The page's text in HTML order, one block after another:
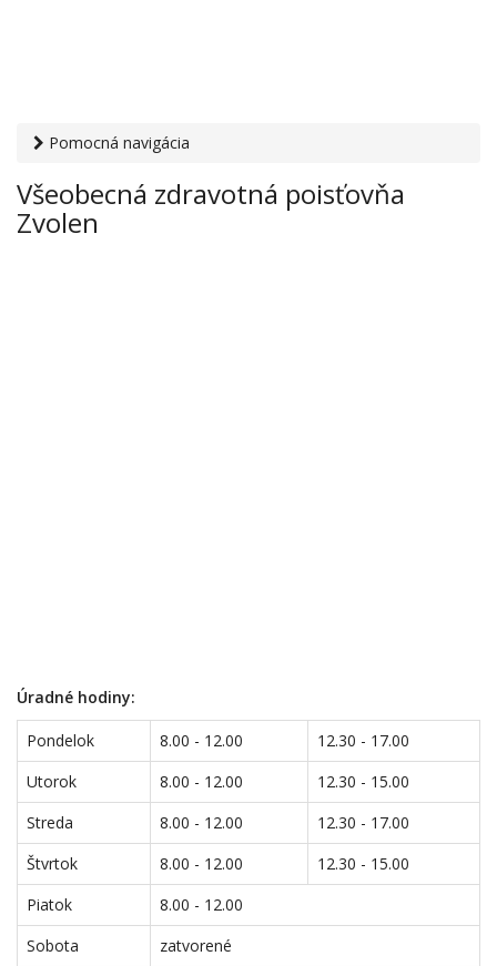
Pomocná navigácia
Všeobecná zdravotná poisťovňa Zvolen
Všeobecná zdravotná poisťovňa
Zvolen
Úradné hodiny:
Pondelok 8.00 - 12.00
12.30 - 17.00
Utorok
8.00 - 12.00
12.30 - 15.00
Streda
8.00 - 12.00
12.30 - 17.00
Štvrtok
8.00 - 12.00
12.30 - 15.00
Piatok
8.00 - 12.00
Sobota
zatvorené